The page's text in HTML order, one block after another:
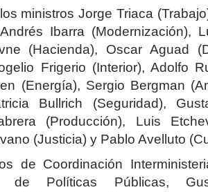
ministros Jorge Triaca
Ibarra (Modernización),
(Hacienda), Oscar Aguad
Frigerio (Interior), Adolfo
(Energía), Sergio Bergman
Bullrich (Seguridad),
(Producción), Luis
(Justicia) y Pablo Avelluto
de Coordinación
de Políticas Públicas,